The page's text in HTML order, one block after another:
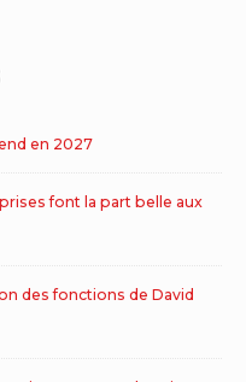
en 2027
font la part belle aux
des fonctions de David